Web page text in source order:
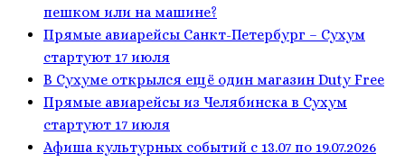
пешком или на машине?
Прямые авиарейсы Санкт-Петербург – Сухум
стартуют 17 июля
В Сухуме открылся ещё один магазин Duty Free
Прямые авиарейсы из Челябинска в Сухум
стартуют 17 июля
Афиша культурных событий с 13.07 по 19.07.2026